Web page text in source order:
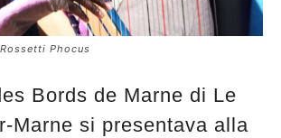
Phocus
Bords de Marne di Le
Marne si presentava alla